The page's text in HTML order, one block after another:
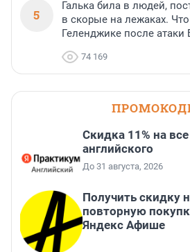
5
Галька била в людей,
в скорые на лежаках.
Геленджике после
74 169
Скидка 11% на
английского
До 31 августа, 2026
Получить скидку
повторную
Яндекс Афише